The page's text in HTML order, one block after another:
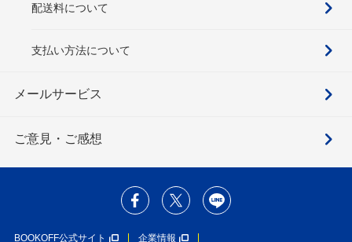
配送料について
支払い方法について
メールサービス
ご意見・ご感想
BOOKOFF公式サイト 企業情報